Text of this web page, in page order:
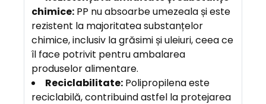
chimice: PP nu absoarbe umezeala și este
rezistent la majoritatea substanțelor
chimice, inclusiv la grăsimi și uleiuri, ceea ce
îl face potrivit pentru ambalarea
produselor alimentare.
Reciclabilitate: Polipropilena este
reciclabilă, contribuind astfel la protejarea